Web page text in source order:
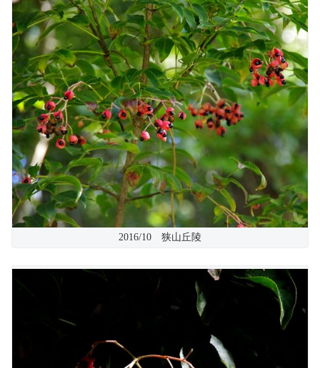
2016/10 狭山丘陵